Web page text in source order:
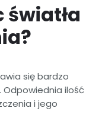
się bardzo
ilość
i jego